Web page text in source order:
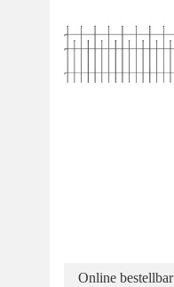
Online bestellbar